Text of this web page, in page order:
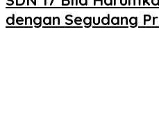
dengan Segudang